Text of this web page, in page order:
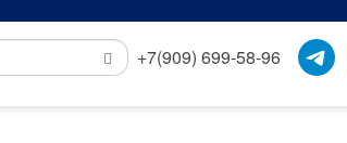
+7(909) 699-58-96